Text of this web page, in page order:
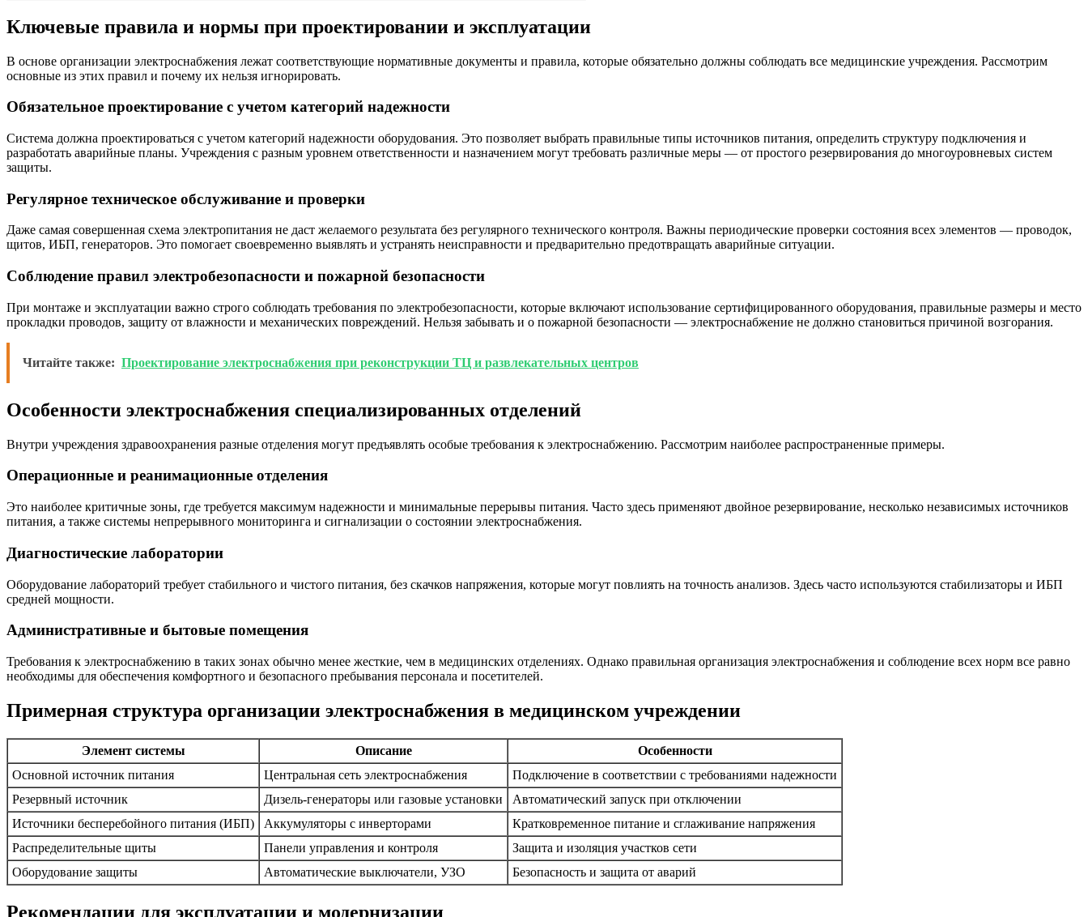
Ключевые правила и нормы при проектировании и эксплуатации
В основе организации электроснабжения лежат соответствующие нормативные документы и правила, которые обязательно должны соблюдать все медицинские учреждения. Рассмотрим
основные из этих правил и почему их нельзя игнорировать.
Обязательное проектирование с учетом категорий надежности
Система должна проектироваться с учетом категорий надежности оборудования. Это позволяет выбрать правильные типы источников питания, определить структуру подключения и
разработать аварийные планы. Учреждения с разным уровнем ответственности и назначением могут требовать различные меры — от простого резервирования до многоуровневых систем
защиты.
Регулярное техническое обслуживание и проверки
Даже самая совершенная схема электропитания не даст желаемого результата без регулярного технического контроля. Важны периодические проверки состояния всех элементов — проводок,
щитов, ИБП, генераторов. Это помогает своевременно выявлять и устранять неисправности и предварительно предотвращать аварийные ситуации.
Соблюдение правил электробезопасности и пожарной безопасности
При монтаже и эксплуатации важно строго соблюдать требования по электробезопасности, которые включают использование сертифицированного оборудования, правильные размеры и место
прокладки проводов, защиту от влажности и механических повреждений. Нельзя забывать и о пожарной безопасности — электроснабжение не должно становиться причиной возгорания.
Читайте также: Проектирование электроснабжения при реконструкции ТЦ и развлекательных центров
Особенности электроснабжения специализированных отделений
Внутри учреждения здравоохранения разные отделения могут предъявлять особые требования к электроснабжению. Рассмотрим наиболее распространенные примеры.
Операционные и реанимационные отделения
Это наиболее критичные зоны, где требуется максимум надежности и минимальные перерывы питания. Часто здесь применяют двойное резервирование, несколько независимых источников
питания, а также системы непрерывного мониторинга и сигнализации о состоянии электроснабжения.
Диагностические лаборатории
Оборудование лабораторий требует стабильного и чистого питания, без скачков напряжения, которые могут повлиять на точность анализов. Здесь часто используются стабилизаторы и ИБП
средней мощности.
Административные и бытовые помещения
Требования к электроснабжению в таких зонах обычно менее жесткие, чем в медицинских отделениях. Однако правильная организация электроснабжения и соблюдение всех норм все равно
необходимы для обеспечения комфортного и безопасного пребывания персонала и посетителей.
Примерная структура организации электроснабжения в медицинском учреждении
Элемент системы Описание
Особенности
Основной источник питания
Центральная сеть электроснабжения
Подключение в соответствии с требованиями надежности
Резервный источник
Дизель-генераторы или газовые установки
Автоматический запуск при отключении
Источники бесперебойного питания (ИБП)
Аккумуляторы с инверторами
Кратковременное питание и сглаживание напряжения
Распределительные щиты
Панели управления и контроля
Защита и изоляция участков сети
Оборудование защиты
Автоматические выключатели, УЗО Безопасность и защита от аварий
Рекомендации для эксплуатации и модернизации